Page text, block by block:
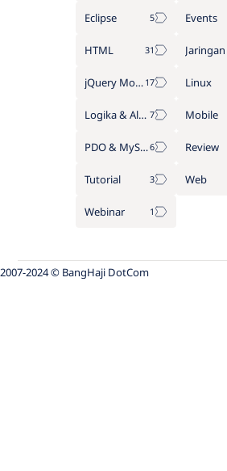
Eclipse Events
HTML Jaringan
jQuery Mobile Linux
Logika & Algoritma Mobile
PDO & MySQL Review
Tutorial Web
Webinar
2007-2024 © BangHaji DotCom